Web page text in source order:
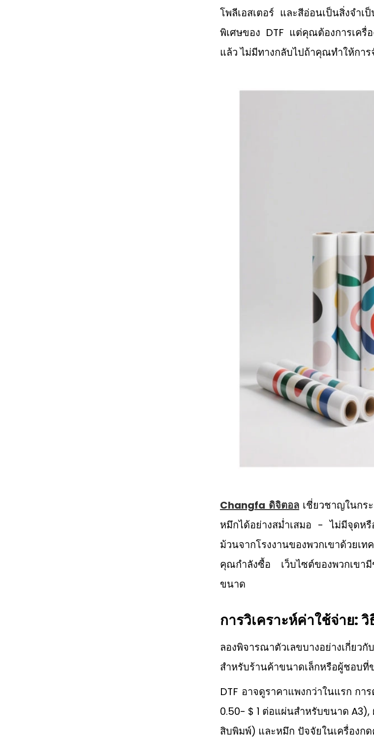
โพลีเอสเตอร์ และสีอ่อนเป็นสิ่งจำ
พิเศษของ DTF แต่คุณต้องการเครื่
แล้ว ไม่มีทางกลับไปถ้าคุณทำให้กา
Changfa ดิจิตอล เชี่ยวชาญในกร
หมึกได้อย่างสม่ำเสมอ - ไม่มีจุดห
ม้วนจากโรงงานของพวกเขาด้วยเ
คุณกำลังซื้อ เว็บไซต์ของพวกเขามี
ขนาด
การวิเคราะห์ค่าใช้จ่าย:
ลองพิจารณาตัวเลขบางอย่างเกี่
สำหรับร้านค้าขนาดเล็กหรือผู้ชอบที่
DTF อาจดูราคาแพงกว่าในแรก ก
0.50- $ 1 ต่อแผ่นสำหรับขนาด A3),
สิบพิมพ์) และหมึก ปัจจัยในเครื่องก